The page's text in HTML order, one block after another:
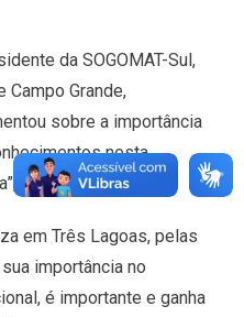
da SOGOMAT-Sul,
Campo Grande,
sobre a importância
nesta
disse.
em Três Lagoas, pelas
importância no
é importante e ganha